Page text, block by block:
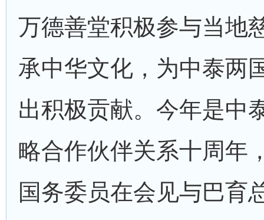
万德善堂积极参与当地
承中华文化，为中泰两
出积极贡献。今年是中
略合作伙伴关系十周年
国务委员在会见与巴育